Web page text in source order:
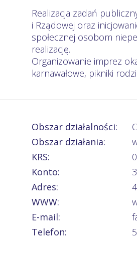
Realizacja zadań
i Rządowej oraz
społecznej osobom
realizację.
Organizowanie imprez
karnawałowe, pikniki
Obszar działalności:
Obszar działania:
KRS:
Konto:
Adres:
WWW:
E-mail:
Telefon: